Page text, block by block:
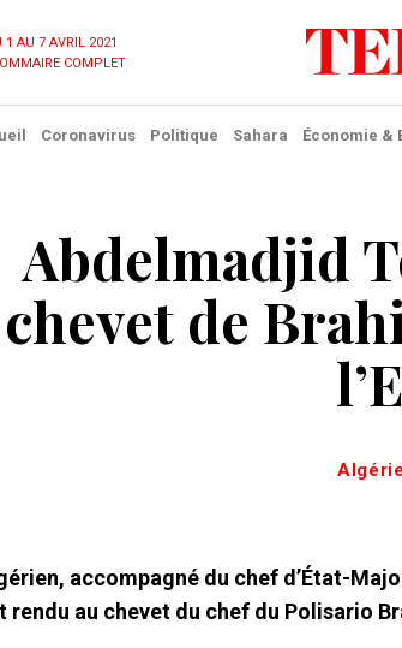
1 AU 7 AVRIL 2021
COMPLET
Coronavirus Politique Sahara Économie &
Abdelmadjid
chevet de
Algérie
accompagné du chef d’État-
rendu au chevet du chef du Polisario